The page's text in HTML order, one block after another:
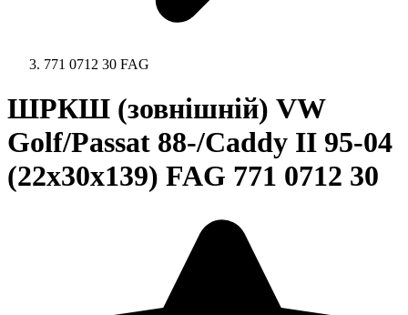
771 0712 30 FAG
ШРКШ (зовнішній) VW
Golf/Passat 88-/Caddy II 95-04
(22x30x139) FAG 771 0712 30